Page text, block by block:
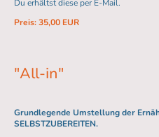
Du erhältst diese per E-Mail.
Preis: 35,00 EUR
"All-in"
Grundlegende Umstellung der
SELBSTZUBEREITEN.